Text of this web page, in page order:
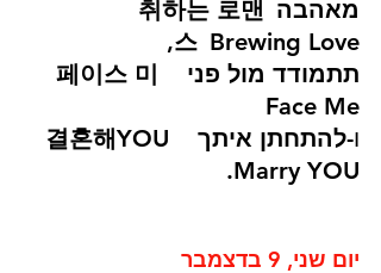
מאהבה 취하는 로맨
스 Brewing Love,
תתמודד מול פני  페이스 미
Face Me
ו-
להתחתן איתך  결혼해YOU
Marry YOU.
יום שני, 9 בדצמבר